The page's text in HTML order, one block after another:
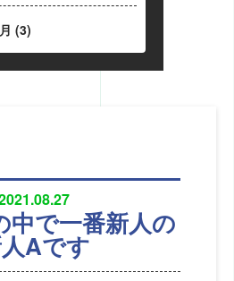
(3)
中で一番新人の
Aです